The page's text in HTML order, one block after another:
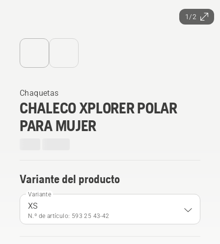
1/2
Chaquetas
CHALECO XPLORER POLAR
PARA MUJER
Variante del producto
Variante
XS
N.º de artículo: 593 25 43‑42